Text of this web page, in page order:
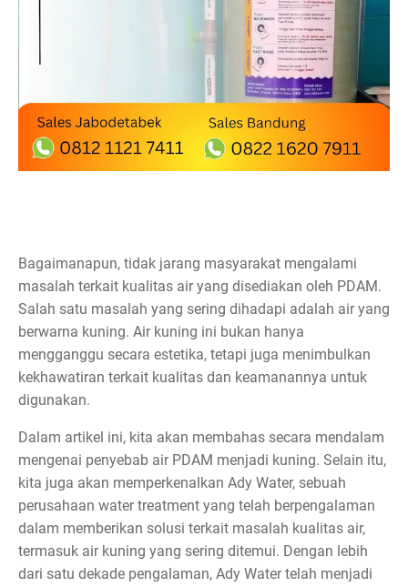
Bagaimanapun, tidak jarang masyarakat mengalami
masalah terkait kualitas air yang disediakan oleh PDAM.
Salah satu masalah yang sering dihadapi adalah air yang
berwarna kuning. Air kuning ini bukan hanya
mengganggu secara estetika, tetapi juga menimbulkan
kekhawatiran terkait kualitas dan keamanannya untuk
digunakan.
Dalam artikel ini, kita akan membahas secara mendalam
mengenai penyebab air PDAM menjadi kuning. Selain itu,
kita juga akan memperkenalkan Ady Water, sebuah
perusahaan water treatment yang telah berpengalaman
dalam memberikan solusi terkait masalah kualitas air,
termasuk air kuning yang sering ditemui. Dengan lebih
dari satu dekade pengalaman, Ady Water telah menjadi